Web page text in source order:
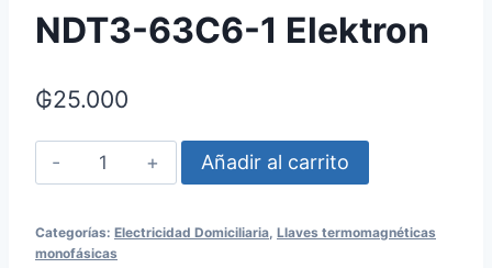
NDT3-63C6-1 Elektron
₲25.000
TM
Monofásico
NDT3-
Añadir al carrito
Categorías: Electricidad Domiciliaria, Llaves termomagnéticas
monofásicas